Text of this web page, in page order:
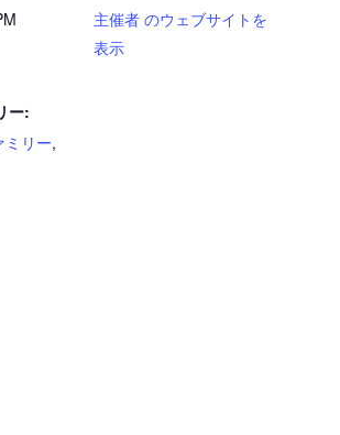
ー:
ミリー,
主催者 のウェブサイトを
表示